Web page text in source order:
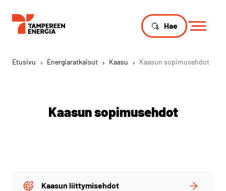
Hae
Etusivu › Energiaratkaisut › Kaasu › Kaasun sopimusehdot
Kaasun sopimusehdot
Kaasun liittymisehdot